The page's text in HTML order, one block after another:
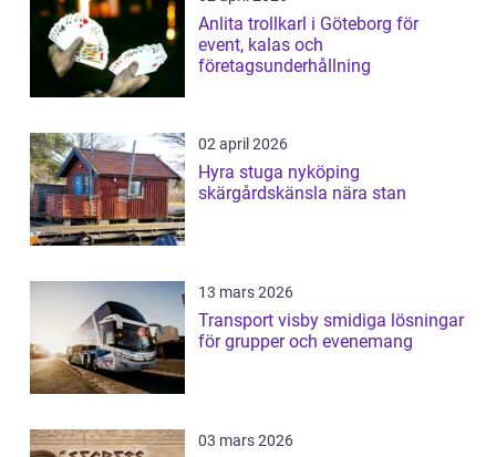
Anlita trollkarl i Göteborg för
event, kalas och
företagsunderhållning
02 april 2026
Hyra stuga nyköping
skärgårdskänsla nära stan
13 mars 2026
Transport visby smidiga lösningar
för grupper och evenemang
03 mars 2026